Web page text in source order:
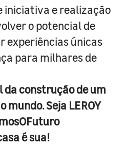
iniciativa e realização
o potencial de
experiências únicas
para milhares de
da construção de um
Seja LEROY
é sua!